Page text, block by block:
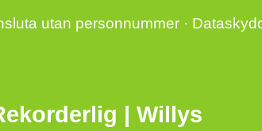
utan personnummer ·
| Willys